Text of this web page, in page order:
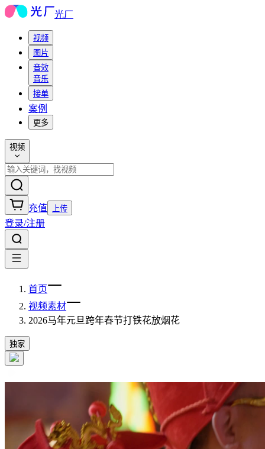
光厂
视频
图片
音效
音乐
接单
案例
更多
视频
充值 上传
登录/注册
首页
视频素材
2026马年元旦跨年春节打铁花放烟花
独家